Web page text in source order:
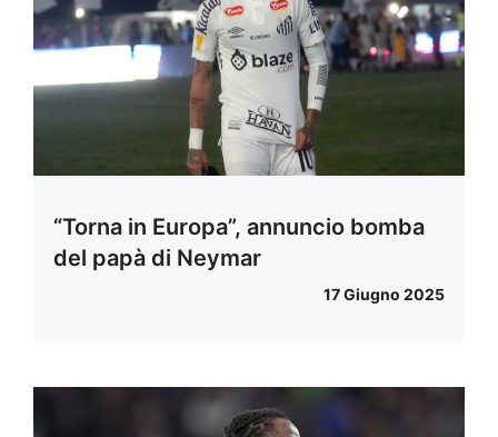
“Torna in Europa”, annuncio bomba
del papà di Neymar
17 Giugno 2025